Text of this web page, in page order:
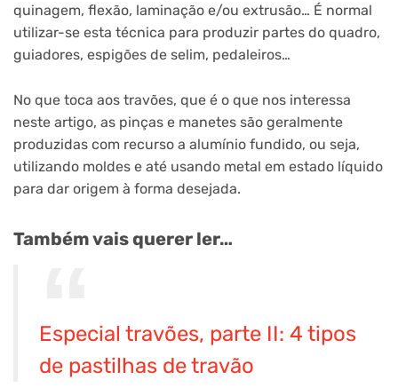
quinagem, flexão, laminação e/ou extrusão… É normal
utilizar-se esta técnica para produzir partes do quadro,
guiadores, espigões de selim, pedaleiros…
No que toca aos travões, que é o que nos interessa
neste artigo, as pinças e manetes são geralmente
produzidas com recurso a alumínio fundido, ou seja,
utilizando moldes e até usando metal em estado líquido
para dar origem à forma desejada.
Também vais querer ler…
Especial travões, parte II: 4 tipos
de pastilhas de travão